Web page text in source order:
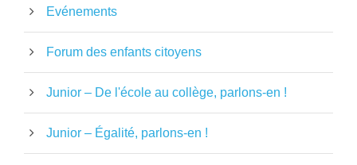
Evénements
Forum des enfants citoyens
Junior – De l'école au collège, parlons-en !
Junior – Égalité, parlons-en !